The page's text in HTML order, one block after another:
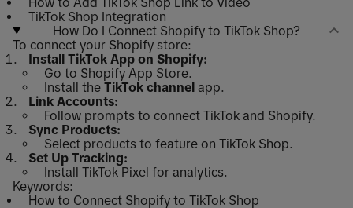
TikTok Shop Integration
How Do I Connect Shopify to TikTok Shop?
To connect your Shopify store:
Install TikTok App on Shopify:
Go to Shopify App Store.
Install the TikTok channel app.
Link Accounts:
Follow prompts to connect TikTok and Shopify.
Sync Products:
Select products to feature on TikTok Shop.
Set Up Tracking:
Install TikTok Pixel for analytics.
Keywords:
How to Connect Shopify to TikTok Shop